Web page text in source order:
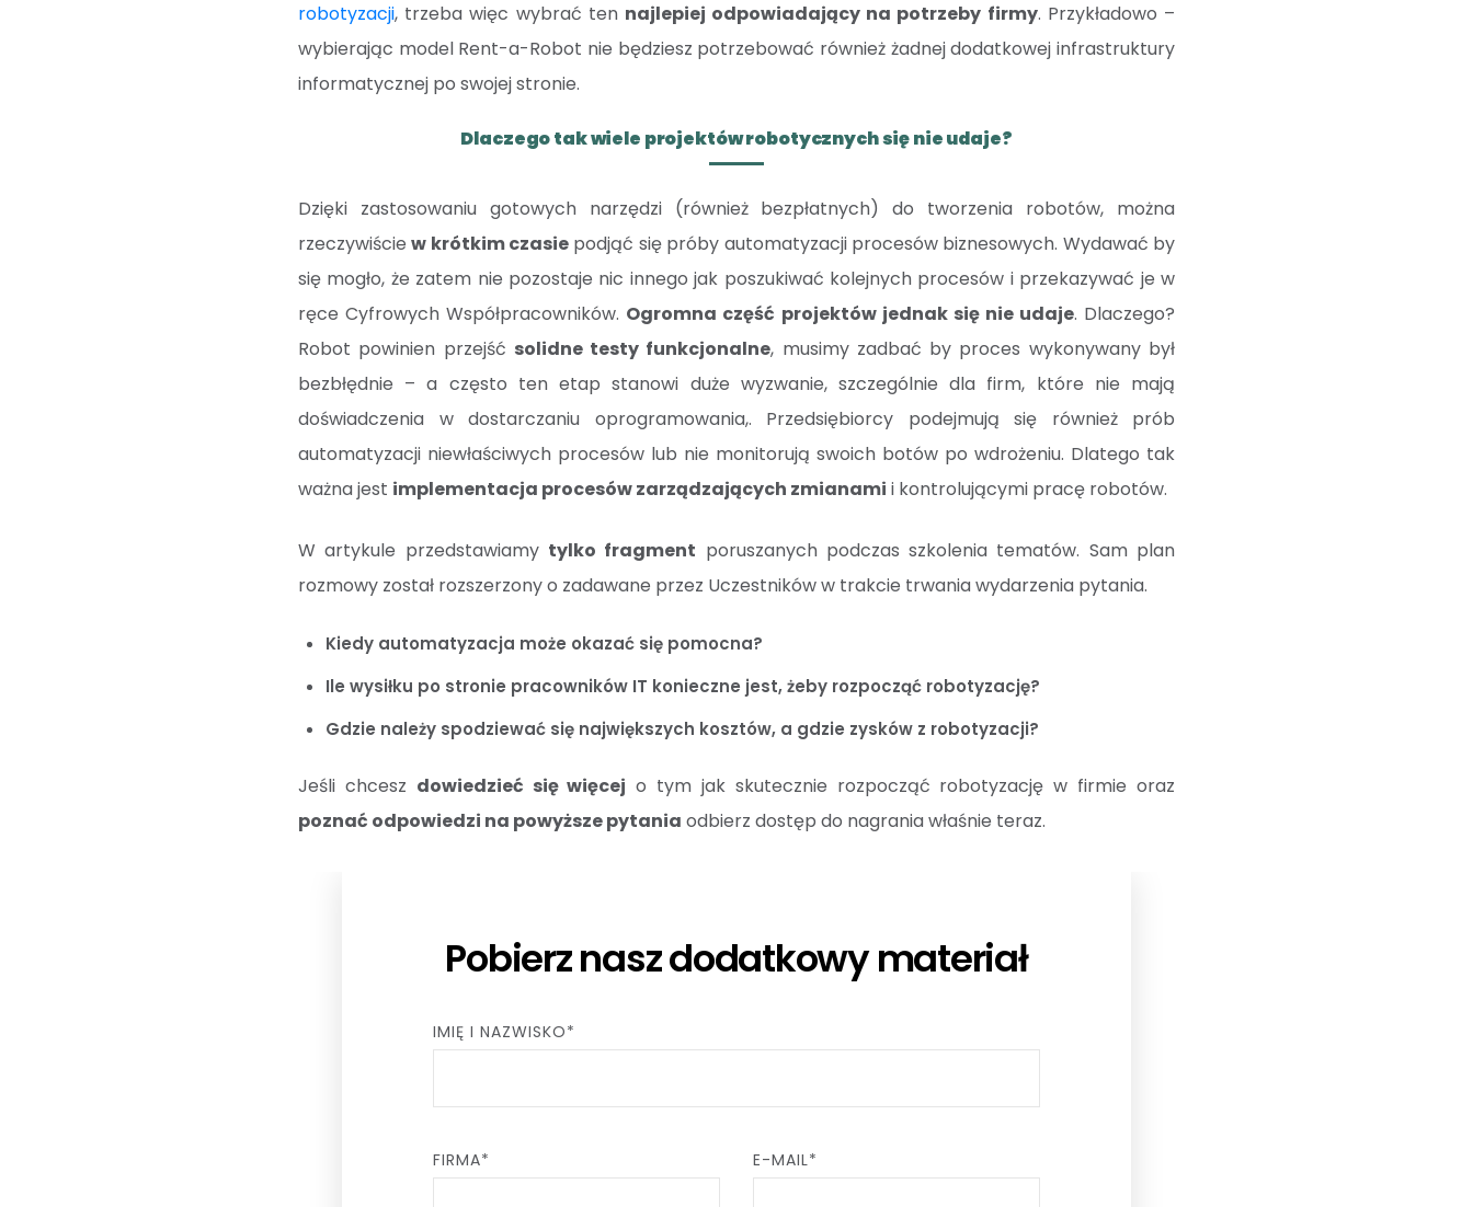
robotyzacji, trzeba więc wybrać ten najlepiej odpowiadający na potrzeby firmy. Przykładowo –
wybierając model Rent-a-Robot nie będziesz potrzebować również żadnej dodatkowej infrastruktury
informatycznej po swojej stronie.
Dlaczego tak wiele projektów robotycznych się nie udaje?
Dzięki zastosowaniu gotowych narzędzi (również bezpłatnych) do tworzenia robotów, można
rzeczywiściew krótkim czasie podjąć się próby automatyzacji procesów biznesowych. Wydawać by
się mogło, że zatem nie pozostaje nic innego jak poszukiwać kolejnych procesów i przekazywać je w
ręce Cyfrowych Współpracowników. Ogromna część projektów jednak się nie udaje. Dlaczego?
Robot powinien przejść solidne testy funkcjonalne, musimy zadbać by proces wykonywany był
bezbłędnie – a często ten etap stanowi duże wyzwanie, szczególnie dla firm, które nie mają
doświadczenia w dostarczaniu oprogramowania,. Przedsiębiorcy podejmują się również prób
automatyzacji niewłaściwych procesów lub nie monitorują swoich botów po wdrożeniu. Dlatego tak
ważna jest implementacja procesów zarządzających zmianami i kontrolującymi pracę robotów.
W artykule przedstawiamy tylko fragment poruszanych podczas szkolenia tematów. Sam plan
rozmowy został rozszerzony o zadawane przez Uczestników w trakcie trwania wydarzenia pytania.
Kiedy automatyzacja może okazać się pomocna?
Ile wysiłku po stronie pracowników IT konieczne jest, żeby rozpocząć robotyzację?
Gdzie należy spodziewać się największych kosztów, a gdzie zysków z robotyzacji?
Jeśli chcesz dowiedzieć się więcej o tym jak skutecznie rozpocząć robotyzację w firmie oraz
poznać odpowiedzi na powyższe pytania odbierz dostęp do nagrania właśnie teraz.
Pobierz nasz dodatkowy materiał
IMIĘ I NAZWISKO*
FIRMA* E-MAIL*